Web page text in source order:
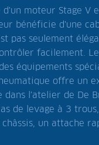
d'un moteur Stage V
bénéficie d'une
pas seulement
facilement.
équipements
offre un
dans l'atelier de De
de levage à 3
un attache